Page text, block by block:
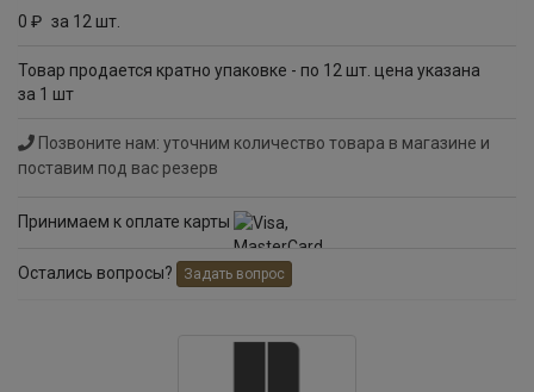
0 руб
за 12 шт.
Товар продается кратно упаковке - по 12 шт. цена указана
за 1 шт
Позвоните нам: уточним количество товара в магазине и
поставим под вас резерв
Принимаем к оплате карты
Остались вопросы? Задать вопрос